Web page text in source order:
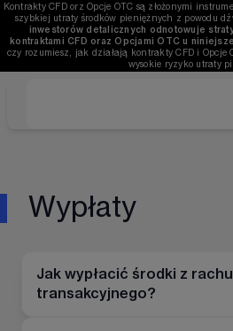
Kontrakty CFD orz Opcje OTC są złożonymi
szybkiej utraty środków pieniężnych z powodu
inwestorów detalicznych odnotowuje
kontraktami CFD oraz Opcjami OTC u
czy rozumiesz, jak działają kontrakty CFD i Opcje
wysokie ryzyko utraty
Wypłaty
Jak wypłacić środki z
transakcyjnego?